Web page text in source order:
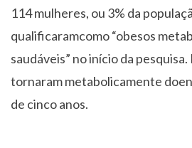
114 mulheres, ou 3% da
qualificaramcomo “obesos
saudáveis” no início da
tornaram metabolicamente
de cinco anos.